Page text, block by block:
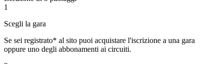
1
Scegli la gara
Se sei registrato* al sito puoi acquistare l'iscrizione a una gara
oppure uno degli abbonamenti ai circuiti.